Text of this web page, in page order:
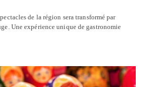
de la région sera transformé par
Une expérience unique de gastronomie